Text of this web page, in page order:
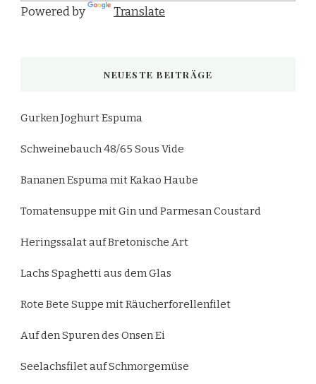
Powered by Translate
NEUESTE BEITRÄGE
Gurken Joghurt Espuma
Schweinebauch 48/65 Sous Vide
Bananen Espuma mit Kakao Haube
Tomatensuppe mit Gin und Parmesan Coustard
Heringssalat auf Bretonische Art
Lachs Spaghetti aus dem Glas
Rote Bete Suppe mit Räucherforellenfilet
Auf den Spuren des Onsen Ei
Seelachsfilet auf Schmorgemüse